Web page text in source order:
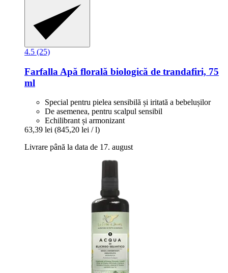
4.5 (25)
Farfalla Apă florală biologică de trandafiri, 75
ml
Special pentru pielea sensibilă și iritată a bebelușilor
De asemenea, pentru scalpul sensibil
Echilibrant și armonizant
63,39 lei (845,20 lei / l)
Livrare până la data de 17. august